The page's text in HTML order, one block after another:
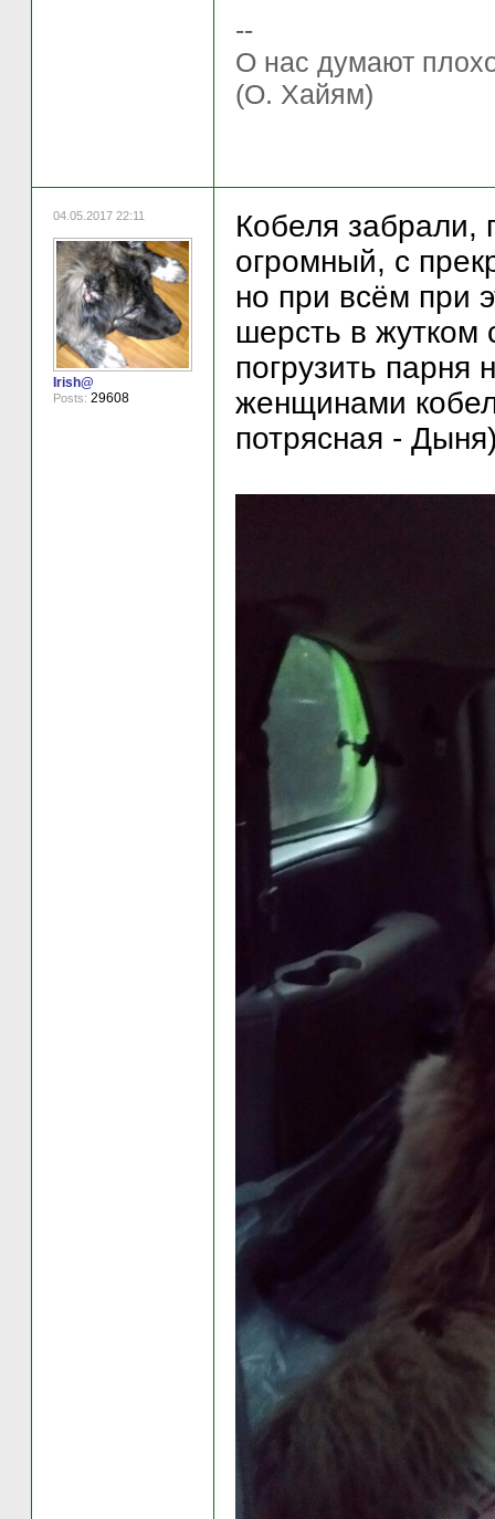
--
О нас думают
(О. Хайям)
04.05.2017 22:11
Irish@
Posts: 29608
Кобеля забрали,
огромный, с
но при всём при
шерсть в жутком
погрузить парня
женщинами
потрясная -